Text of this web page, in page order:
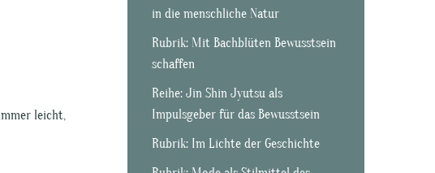
leicht,
in die menschliche Natur
Rubrik: Mit Bachblüten Bewusstsein
schaffen
Reihe: Jin Shin Jyutsu als
Impulsgeber für das Bewusstsein
Rubrik: Im Lichte der Geschichte